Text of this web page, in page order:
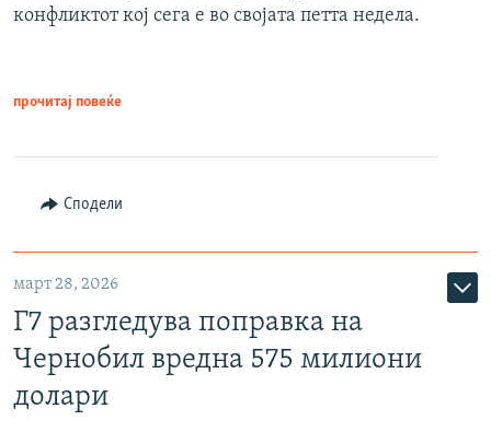
конфликтот кој сега е во својата петта недела.
прочитај повеќе
Сподели
март 28, 2026
Г7 разгледува поправка на
Чернобил вредна 575 милиони
долари